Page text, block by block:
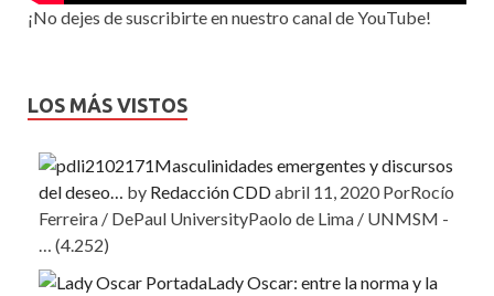
¡No dejes de suscribirte en nuestro canal de YouTube!
LOS MÁS VISTOS
Masculinidades emergentes y discursos
del deseo…
by Redacción CDDabril 11, 2020 PorRocío
Ferreira / DePaul UniversityPaolo de Lima / UNMSM -
(4.252)
Lady Oscar: entre la norma y la